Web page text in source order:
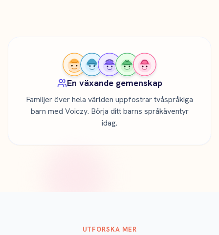
En växande gemenskap
Familjer över hela världen uppfostrar tvåspråkiga
barn med Voiczy. Börja ditt barns språkäventyr
idag.
UTFORSKA MER